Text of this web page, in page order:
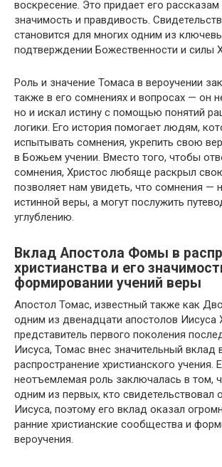
воскресение. Это придает его
значимость и правдивость.
становится для многих одним из
подтверждении Божественности и силы
Роль и значение Томаса в вероучении
также в его сомнениях и вопросах — он
но и искал истину с помощью понятий
логики. Его история помогает людям,
испытывать сомнения, укрепить свою
в Божьем учении. Вместо того, чтобы
сомнения, Христос любяще раскрыл
позволяет нам увидеть, что сомнения —
истинной веры, а могут послужить
углублению.
Вклад Апостола Фомы в
христианства и его
формировании учений веры
Апостол Томас, известный также как
одним из двенадцати апостолов Иисуса
представитель первого поколения
Иисуса, Томас внес значительный вклад
распространение христианского учения.
неотъемлемая роль заключалась в том,
одним из первых, кто свидетельствовал
Иисуса, поэтому его вклад оказал
ранние христианские сообщества и
вероучения.